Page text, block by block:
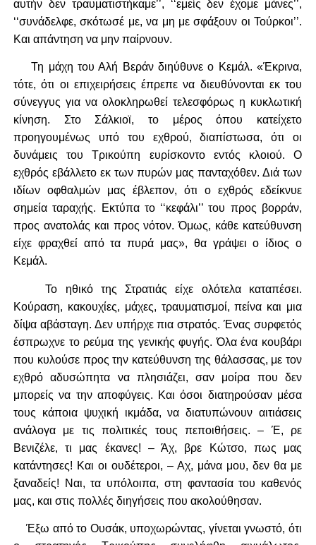
αυτήν δεν τραυματιστήκαμε’’, ‘‘εμείς δεν έχομε μάνες’’,
‘‘συνάδελφε, σκότωσέ με, να μη με σφάξουν οι Τούρκοι’’.
Και απάντηση να μην παίρνουν.
Τη μάχη του Αλή Βεράν διηύθυνε ο Κεμάλ. «Έκρινα,
τότε, ότι οι επιχειρήσεις έπρεπε να διευθύνονται εκ του
σύνεγγυς για να ολοκληρωθεί τελεσφόρως η κυκλωτική
κίνηση. Στο Σάλκιοϊ, το μέρος όπου κατείχετο
προηγουμένως υπό του εχθρού, διαπίστωσα, ότι οι
δυνάμεις του Τρικούπη ευρίσκοντο εντός κλοιού. Ο
εχθρός εβάλλετο εκ των πυρών μας πανταχόθεν. Διά των
ιδίων οφθαλμών μας έβλεπον, ότι ο εχθρός εδείκνυε
σημεία ταραχής. Εκτύπα το ‘‘κεφάλι’’ του προς βορράν,
προς ανατολάς και προς νότον. Όμως, κάθε κατεύθυνση
είχε φραχθεί από τα πυρά μας», θα γράψει ο ίδιος ο
Κεμάλ.
Το ηθικό της Στρατιάς είχε ολότελα καταπέσει.
Κούραση, κακουχίες, μάχες, τραυματισμοί, πείνα και μια
δίψα αβάσταγη. Δεν υπήρχε πια στρατός. Ένας συρφετός
έσπρωχνε το ρεύμα της γενικής φυγής. Όλα ένα κουβάρι
που κυλούσε προς την κατεύθυνση της θάλασσας, με τον
εχθρό αδυσώπητα να πλησιάζει, σαν μοίρα που δεν
μπορείς να την αποφύγεις. Και όσοι διατηρούσαν μέσα
τους κάποια ψυχική ικμάδα, να διατυπώνουν αιτιάσεις
ανάλογα με τις πολιτικές τους πεποιθήσεις. – Έ, ρε
Βενιζέλε, τι μας έκανες! – Άχ, βρε Κώτσο, πως μας
κατάντησες! Και οι ουδέτεροι, – Αχ, μάνα μου, δεν θα με
ξαναδείς! Ναι, τα υπόλοιπα, στη φαντασία του καθενός
μας, και στις πολλές διηγήσεις που ακολούθησαν.
Έξω από το Ουσάκ, υποχωρώντας, γίνεται γνωστό, ότι